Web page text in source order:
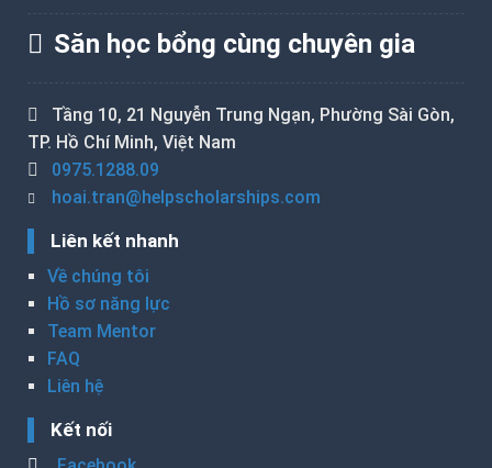
Săn học bổng cùng chuyên gia
Tầng 10, 21 Nguyễn Trung Ngạn, Phường Sài Gòn,
TP. Hồ Chí Minh, Việt Nam
0975.1288.09
hoai.tran@helpscholarships.com
Liên kết nhanh
Về chúng tôi
Hồ sơ năng lực
Team Mentor
FAQ
Liên hệ
Kết nối